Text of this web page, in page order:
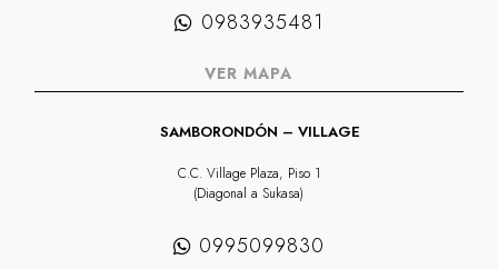
0983935481
VER MAPA
SAMBORONDÓN – VILLAGE
C.C. Village Plaza, Piso 1
(Diagonal a Sukasa)
0995099830